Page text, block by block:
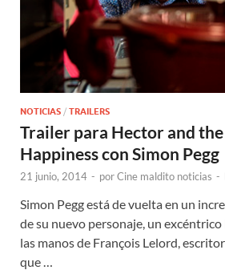
NOTICIAS / TRAILERS
Trailer para Hector and
Happiness con Simon Pegg
21 junio, 2014 - porCine maldito noticias -
Simon Pegg está de vuelta en un
de su nuevo personaje, un
las manos de François Lelord,
que …